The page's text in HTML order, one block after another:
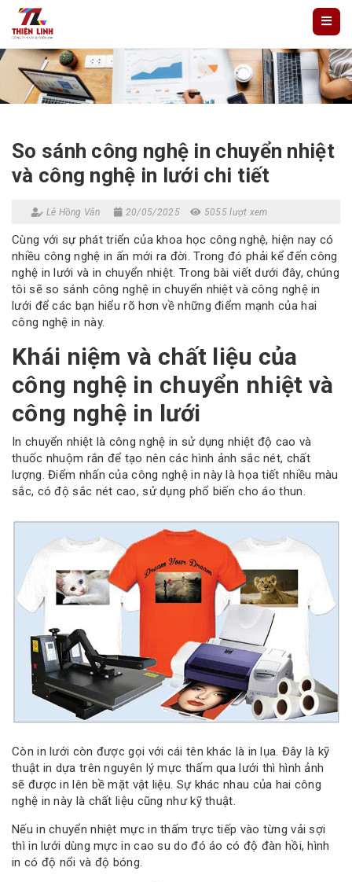
So sánh công nghệ in chuyển nhiệt
và công nghệ in lưới chi tiết
Lê Hồng Vân 20/05/2025 5055 lượt xem
Cùng với sự phát triển của khoa học công nghệ, hiện nay có
nhiều công nghệ in ấn mới ra đời. Trong đó phải kể đến công
nghệ in lưới và in chuyển nhiệt. Trong bài viết dưới đây, chúng
tôi sẽ so sánh công nghệ in chuyển nhiệt và công nghệ in
lưới để các bạn hiểu rõ hơn về những điểm mạnh của hai
công nghệ in này.
Khái niệm và chất liệu của
công nghệ in chuyển nhiệt và
công nghệ in lưới
In chuyển nhiệt là công nghệ in sử dụng nhiệt độ cao và
thuốc nhuộm rắn để tạo nên các hình ảnh sắc nét, chất
lượng. Điểm nhấn của công nghệ in này là họa tiết nhiều màu
sắc, có độ sắc nét cao, sử dụng phổ biến cho áo thun.
Còn in lưới còn được gọi với cái tên khác là in lụa. Đây là kỹ
thuật in dựa trên nguyên lý mực thấm qua lưới thì hình ảnh
sẽ được in lên bề mặt vật liệu. Sự khác nhau của hai công
nghệ in này là chất liệu cũng như kỹ thuật.
Nếu in chuyển nhiệt mực in thấm trực tiếp vào từng vải sợi
thì in lưới dùng mực in cao su do đó áo có độ đàn hồi, hình
in có độ nổi và độ bóng.